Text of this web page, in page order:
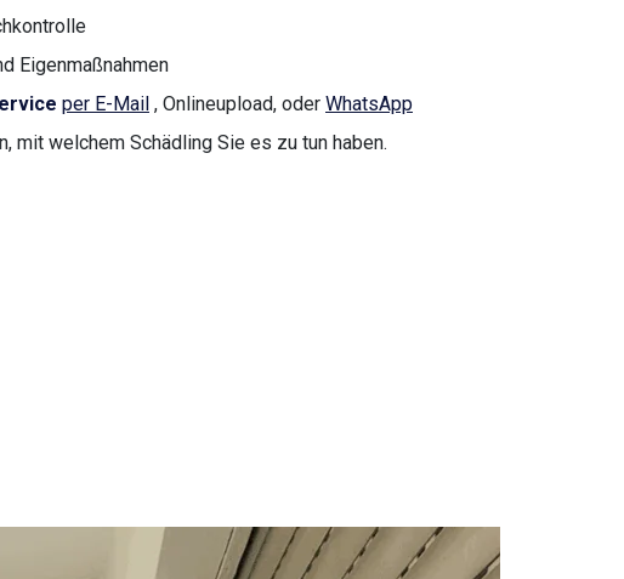
Eigenmaßnahmen
per E-Mail , Onlineupload, oder WhatsApp
mit welchem Schädling Sie es zu tun haben.